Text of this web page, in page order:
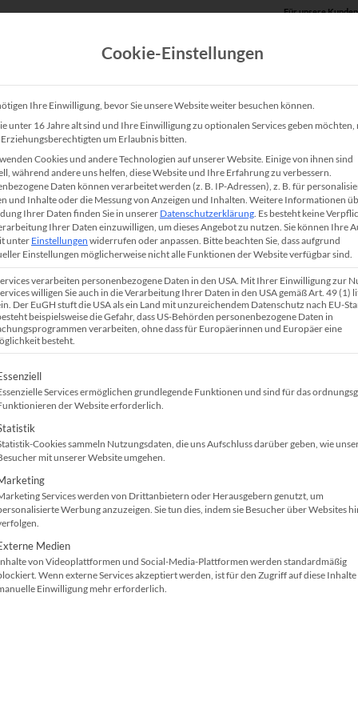
Für unsere
Produkte Unsere Lösungen
, Nadeldrucker,Multifunktionsdrucker
warten, reinigen oder reparieren
bieten wir gewerblichen Kunden umfassenden
die MarkenBrother,Canon,Epson,HP,Konica Minolta,
ausschließlich aus qualifizierten Mitarbeitern, ist
neuesten Stand der Technik. Ob vor Ort oder in
Wartung, Reinigung und Reparatur Ihrer Geräte mit
unseren hohen Qualitätsstandard im Service.
Cookie-Einstellungen
Ihre Einwilligung, bevor Sie unsere Website weiter besuchen können.
unter 16 Jahre alt sind und Ihre Einwilligung zu optionalen Services geben möchten,
Erziehungsberechtigten um Erlaubnis bitten.
Cookies und andere Technologien auf unserer Website. Einige von ihnen sind
während andere uns helfen, diese Website und Ihre Erfahrung zu verbessern.
Daten können verarbeitet werden (z. B. IP-Adressen), z. B. für
und Inhalte oder die Messung von Anzeigen und Inhalten. Weitere Informationen
Ihrer Daten finden Sie in unserer Datenschutzerklärung. Es besteht keine
Ihrer Daten einzuwilligen, um dieses Angebot zu nutzen. Sie können Ihre
unterEinstellungen widerrufen oder anpassen. Bitte beachten Sie, dass aufgrund
Einstellungen möglicherweise nicht alle Funktionen der Website verfügbar sind.
verarbeiten personenbezogene Daten in den USA. Mit Ihrer Einwilligung zur
willigen Sie auch in die Verarbeitung Ihrer Daten in den USA gemäß Art. 49 (1)
Der EuGH stuft die USA als ein Land mit unzureichendem Datenschutz nach EU-
beispielsweise die Gefahr, dass US-Behörden personenbezogene Daten in
verarbeiten, ohne dass für Europäerinnen und Europäer eine
besteht.
eine Liste der Service-Gruppen, für die
Services ermöglichen grundlegende Funktionen und sind für das
der Website erforderlich.
Cookies sammeln Nutzungsdaten, die uns Aufschluss darüber geben, wie
mit unserer Website umgehen.
Services werden von Drittanbietern oder Herausgebern genutzt, um
Werbung anzuzeigen. Sie tun dies, indem sie Besucher über Websites
Medien
von Videoplattformen und Social-Media-Plattformen werden standardmäßig
Wenn externe Services akzeptiert werden, ist für den Zugriff auf diese Inhalte
Einwilligung mehr erforderlich.